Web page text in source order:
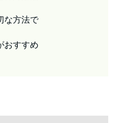
な方法で
おすすめ